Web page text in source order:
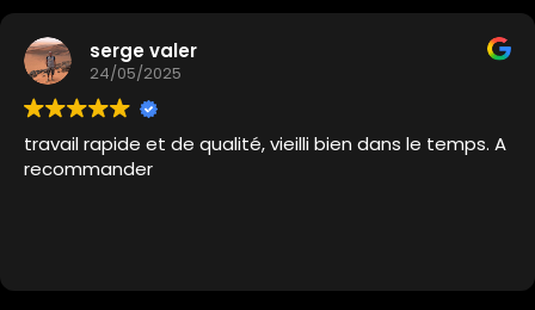
serge valer
24/05/2025
travail rapide et de qualité, vieilli bien dans le temps. A
recommander